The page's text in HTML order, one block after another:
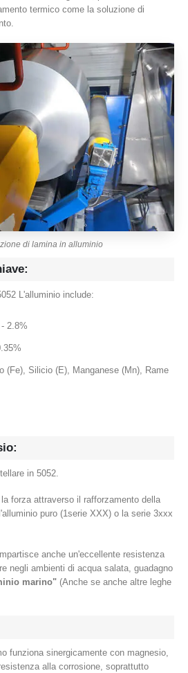
termico come la soluzione di
di lamina in alluminio
L'alluminio include:
2.8%
(Fe), Silicio (E), Manganese (Mn), Rame
in 5052.
forza attraverso il rafforzamento della
puro (1serie XXX) o la serie 3xxx
anche un'eccellente resistenza
negli ambienti di acqua salata, guadagno
marino" (Anche se anche altre leghe
funziona sinergicamente con magnesio,
alla corrosione, soprattutto